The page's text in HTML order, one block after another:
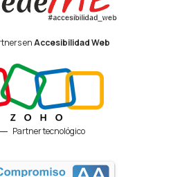
enAccesibilidad Web
Partner tecnológico